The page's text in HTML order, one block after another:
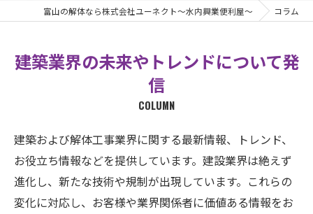
富山の解体なら株式会社ユーネクト～水内興業便利屋～ コラム
建築業界の未来やトレンドについて発
信
COLUMN
建築および解体工事業界に関する最新情報、トレンド、
お役立ち情報などを提供しています。建設業界は絶えず
進化し、新たな技術や規制が出現しています。これらの
変化に対応し、お客様や業界関係者に価値ある情報をお